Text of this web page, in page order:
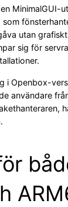
MinimalGUI-
utan
sig för
i Openbox-
användare